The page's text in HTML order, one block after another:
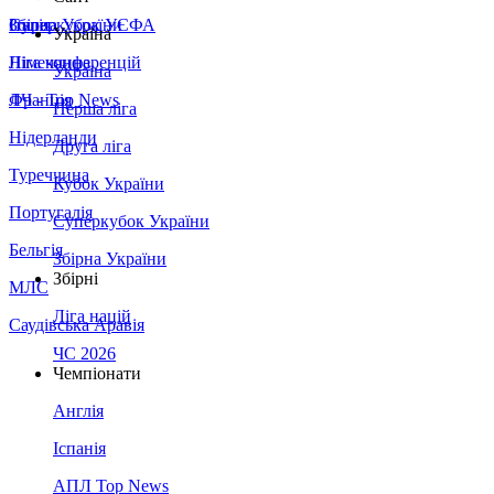
Збірна України
Італія
Німеччина
Франція
Нідерланди
Туреччина
Португалія
Бельгія
МЛС
Саудівська Аравія
Суперкубок УЄФА
Ліга конференцій
ЛЧ - Top News
Україна
Україна
Перша ліга
Друга ліга
Кубок України
Суперкубок України
Збірна України
Збірні
Ліга націй
ЧС 2026
Чемпіонати
Англія
Іспанія
АПЛ Top News